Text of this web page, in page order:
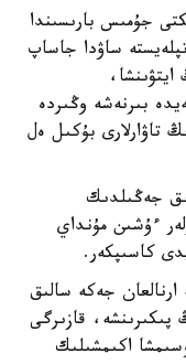
جۇمىس بارىسىندا
ماركەتپلەيستە ساۋدا جاساپ
بىرنەشە وڭىردە
تاۋارلارى بۇكىل ەل
25-30 پايىزدىق جەڭىلدىك
ءۇشىن مۇنداي
كاسىپكەر.
ارنالعان جەكە سالىق
پىكىرىنشە، قازىرگى
اكىمشىلىك